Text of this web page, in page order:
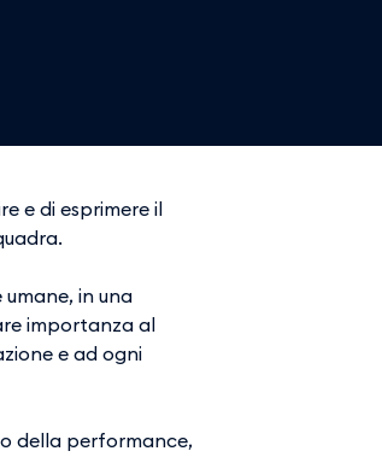
e di esprimere il
in una
importanza al
e ad ogni
della performance,